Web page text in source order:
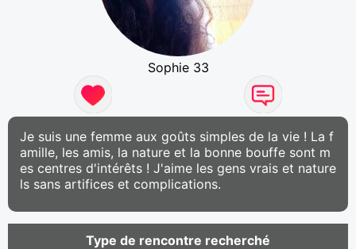
Sophie 33
Je suis une femme aux goûts simples de la vie ! La f
amille, les amis, la nature et la bonne bouffe sont m
es centres d'intérêts ! J'aime les gens vrais et nature
ls sans artifices et complications.
Type de rencontre recherché